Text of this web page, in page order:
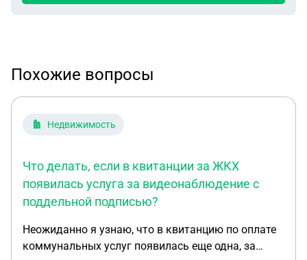
Похожие вопросы
Недвижимость
Что делать, если в квитанции за ЖКХ
появилась услуга за видеонаблюдение с
поддельной подписью?
Неожиданно я узнаю, что в квитанцию по оплате
коммунальных услуг появилась еще одна, за